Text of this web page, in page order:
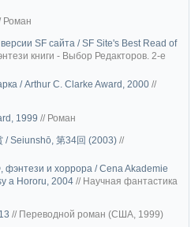
Роман
SF сайта / SF Site's Best Read of
книги - Выбор Редакторов. 2-е
/ Arthur C. Clarke Award, 2000 //
1999 // Роман
/ Seiunshō, 第34回 (2003) //
и хоррора / Cena Akademie
a Hororu, 2004 // Научная фантастика
// Переводной роман (США, 1999)